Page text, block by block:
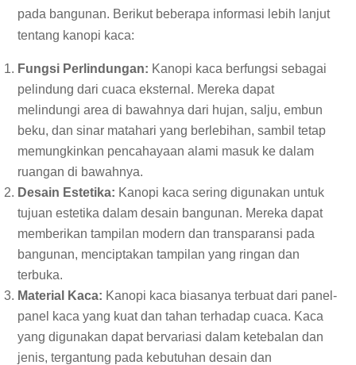
pada bangunan. Berikut beberapa informasi lebih lanjut
tentang kanopi kaca:
Fungsi Perlindungan: Kanopi kaca berfungsi sebagai
pelindung dari cuaca eksternal. Mereka dapat
melindungi area di bawahnya dari hujan, salju, embun
beku, dan sinar matahari yang berlebihan, sambil tetap
memungkinkan pencahayaan alami masuk ke dalam
ruangan di bawahnya.
Desain Estetika: Kanopi kaca sering digunakan untuk
tujuan estetika dalam desain bangunan. Mereka dapat
memberikan tampilan modern dan transparansi pada
bangunan, menciptakan tampilan yang ringan dan
terbuka.
Material Kaca: Kanopi kaca biasanya terbuat dari panel-
panel kaca yang kuat dan tahan terhadap cuaca. Kaca
yang digunakan dapat bervariasi dalam ketebalan dan
jenis, tergantung pada kebutuhan desain dan